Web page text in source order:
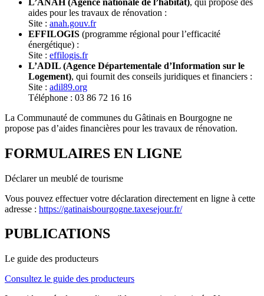
aides pour les travaux de rénovation :
Site : anah.gouv.fr
EFFILOGIS (programme régional pour l’efficacité
énergétique) :
Site : effilogis.fr
L’ADIL (Agence Départementale d’Information sur le
Logement), qui fournit des conseils juridiques et financiers :
Site : adil89.org
Téléphone : 03 86 72 16 16
La Communauté de communes du Gâtinais en Bourgogne ne
propose pas d’aides financières pour les travaux de rénovation.
FORMULAIRES EN LIGNE
Déclarer un meublé de tourisme
Vous pouvez effectuer votre déclaration directement en ligne à cette
adresse : https://gatinaisbourgogne.taxesejour.fr/
PUBLICATIONS
Le guide des producteurs
Consultez le guide des producteurs